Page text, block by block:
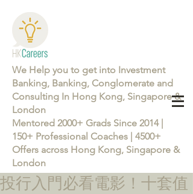
We Help you to get into Investment
Banking, Banking, Conglomerate and
Consulting In Hong Kong, Singapore &
London
Mentored 2000+ Grads Since 2014 |
150+ Professional Coaches | 4500+
Offers across Hong Kong, Singapore &
London
投行入門必看電影！十套值